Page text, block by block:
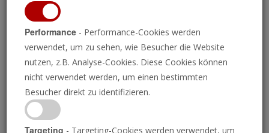
Performance - Performance-Cookies werden
verwendet, um zu sehen, wie Besucher die Website
nutzen, z.B. Analyse-Cookies. Diese Cookies können
nicht verwendet werden, um einen bestimmten
Besucher direkt zu identifizieren.
Targeting - Targeting-Cookies werden verwendet, um